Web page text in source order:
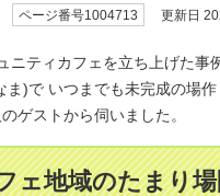
ページ番号1004713 更新日
ニティカフェを立ち上げた事
)で いつまでも未完成の場
ゲストから伺いました。
ェ地域のたまり